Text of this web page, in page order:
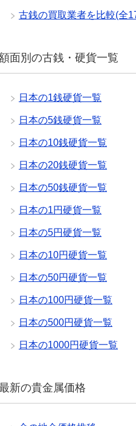
古銭の買取業者を比較(全
面別の古銭・硬貨一覧
日本の1銭硬貨一覧
日本の5銭硬貨一覧
日本の10銭硬貨一覧
日本の20銭硬貨一覧
日本の50銭硬貨一覧
日本の1円硬貨一覧
日本の5円硬貨一覧
日本の10円硬貨一覧
日本の50円硬貨一覧
日本の100円硬貨一覧
日本の500円硬貨一覧
日本の1000円硬貨一覧
新の貴金属価格